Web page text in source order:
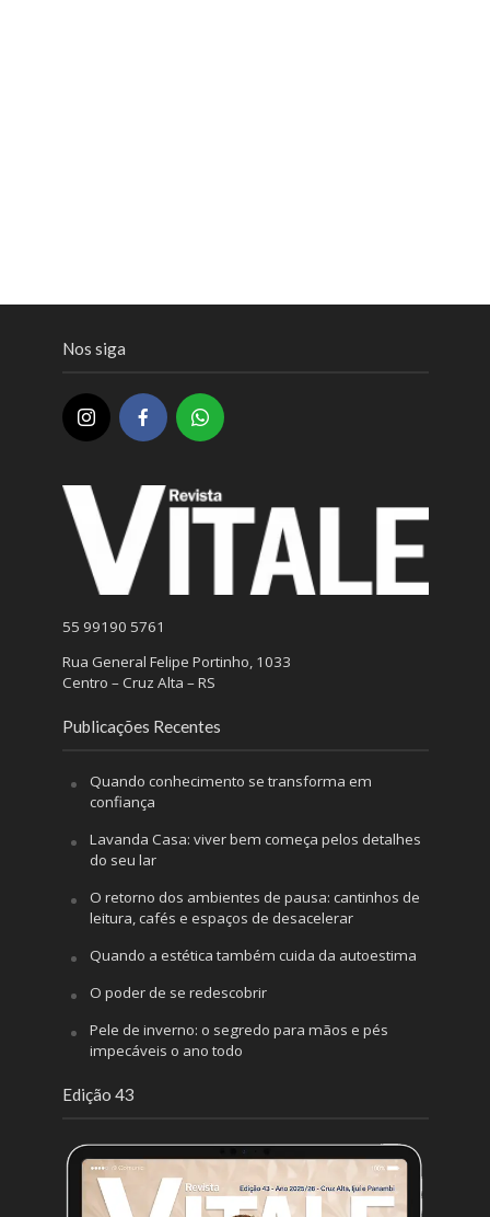
Nos siga
55 99190 5761
Rua General Felipe Portinho, 1033
Centro – Cruz Alta – RS
Publicações Recentes
Quando conhecimento se transforma em
confiança
Lavanda Casa: viver bem começa pelos detalhes
do seu lar
O retorno dos ambientes de pausa: cantinhos de
leitura, cafés e espaços de desacelerar
Quando a estética também cuida da autoestima
O poder de se redescobrir
Pele de inverno: o segredo para mãos e pés
impecáveis o ano todo
Edição 43